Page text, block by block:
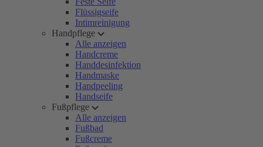
Flüssigseife
Intimreinigung
Handpflege
Alle anzeigen
Handcreme
Handdesinfektion
Handmaske
Handpeeling
Handseife
Fußpflege
Alle anzeigen
Fußbad
Fußcreme